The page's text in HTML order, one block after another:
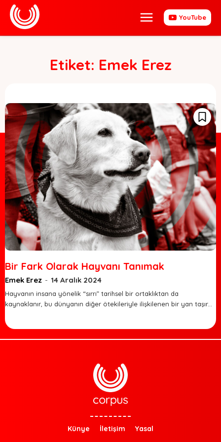
YouTube
Etiket: Emek Erez
Bir Fark Olarak Hayvanı Tanımak
Emek Erez - 14 Aralık 2024
Hayvanın insana yönelik “sırrı” tarihsel bir ortaklıktan da
kaynaklanır, bu dünyanın diğer ötekileriyle ilişkilenen bir yan taşır...
Künye İletişim Yasal